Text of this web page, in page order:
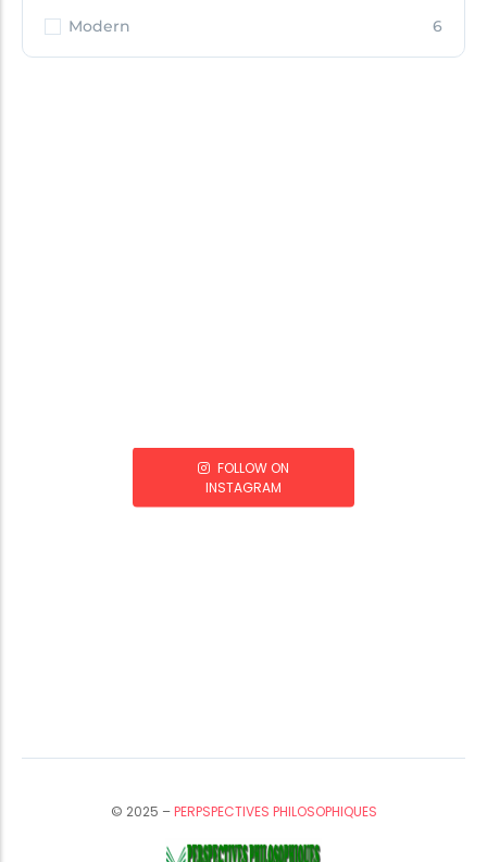
Modern
6
FOLLOW ON
INSTAGRAM
© 2025 –PERPSPECTIVES PHILOSOPHIQUES